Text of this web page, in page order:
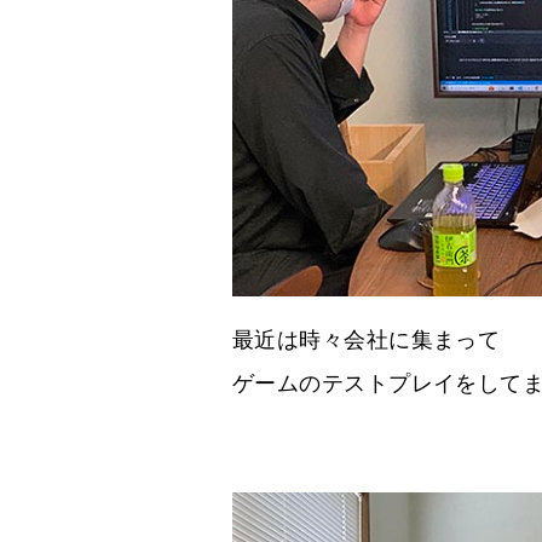
最近は時々会社に集まって
ゲームのテストプレイをして